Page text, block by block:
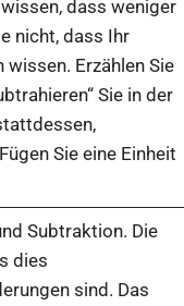
dass weniger
nicht, dass Ihr
Erzählen Sie
Sie in der
Sie eine Einheit
Subtraktion. Die
dies
sind. Das